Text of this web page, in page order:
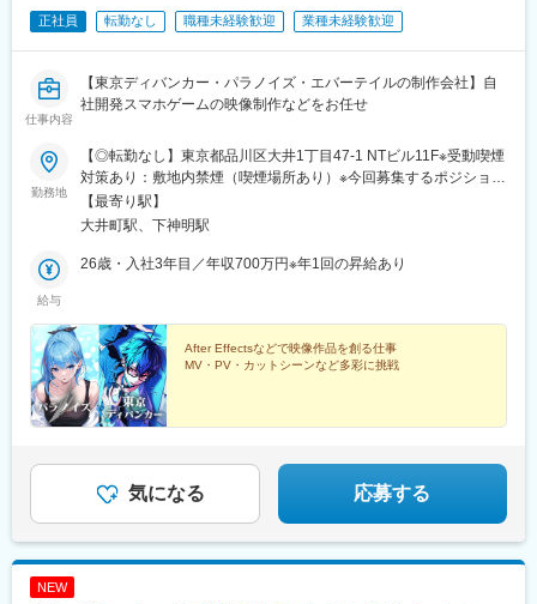
正社員 転勤なし 職種未経験歓迎 業種未経験歓迎
仕事内容
【東京ディバンカー・パラノイズ・エバーテイルの制作会社】自
社開発スマホゲームの映像制作などをお任せ
勤務地
【◎転勤なし】東京都品川区大井1丁目47-1 NTビル11F※受動喫煙
対策あり：敷地内禁煙（喫煙場所あり）※今回募集するポジション
は、出社での勤務が前提になります※遠方にお住まいであれば、試
用期間中は住居（家賃・光熱費等会社負担）の提供が可能です
【最寄り駅】
大井町駅、下神明駅
給与
26歳・入社3年目／年収700万円※年1回の昇給あり
After Effectsなどで映像作品を創る仕事
MV・PV・カットシーンなど多彩に挑戦
気になる 応募する
NEW